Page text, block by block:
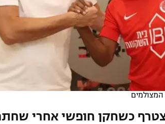
המצולמים
הכנף בן ה-31 מצטרף כשחקן חופשי